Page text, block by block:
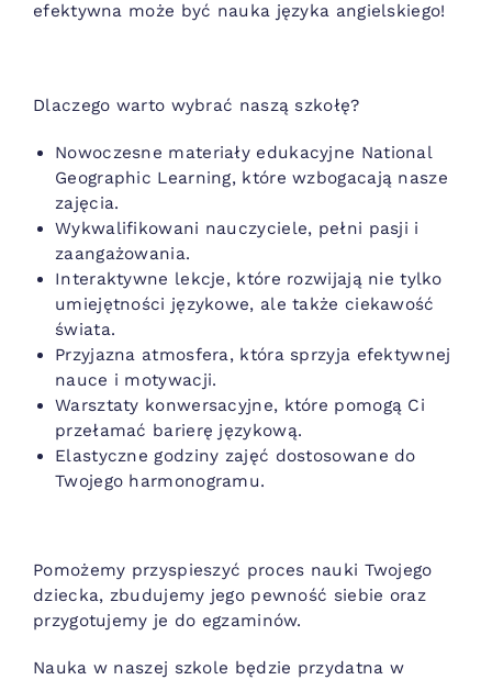
efektywna może być nauka języka angielskiego!
Dlaczego warto wybrać naszą szkołę?
Nowoczesne materiały edukacyjne National
Geographic Learning, które wzbogacają nasze
zajęcia.
Wykwalifikowani nauczyciele, pełni pasji i
zaangażowania.
Interaktywne lekcje, które rozwijają nie tylko
umiejętności językowe, ale także ciekawość
świata.
Przyjazna atmosfera, która sprzyja efektywnej
nauce i motywacji.
Warsztaty konwersacyjne, które pomogą Ci
przełamać barierę językową.
Elastyczne godziny zajęć dostosowane do
Twojego harmonogramu.
Pomożemy przyspieszyć proces nauki Twojego
dziecka, zbudujemy jego pewność siebie oraz
przygotujemy je do egzaminów.
Nauka w naszej szkole będzie przydatna w